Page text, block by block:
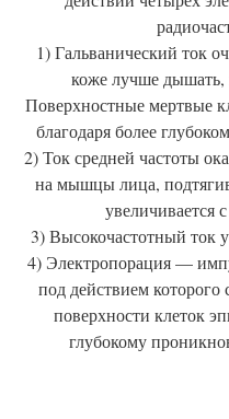
1) Гальванический ток
коже лучше дышать,
Поверхностные мертвые
благодаря более
2) Ток средней частоты
на мышцы лица,
увеличивается
3) Высокочастотный ток
4) Электропорация —
под действием
поверхности клеток
глубокому